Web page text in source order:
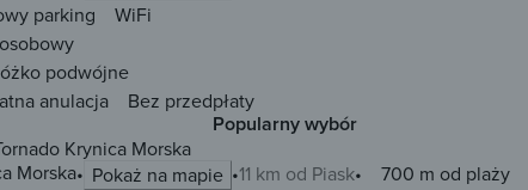
parking
WiFi
podwójne
anulacja
Bez przedpłaty
Popularny wybór
Krynica Morska
Morska
Pokaż na mapie 11 km od Piask 700 m od plaży